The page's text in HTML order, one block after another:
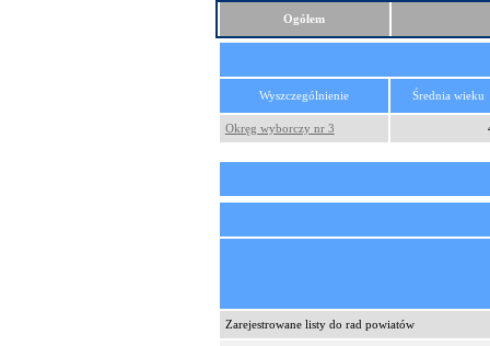
Ogółem
Wyszczególnienie Średnia wieku
Okręg wyborczy nr 3
Zarejestrowane listy do rad powiatów